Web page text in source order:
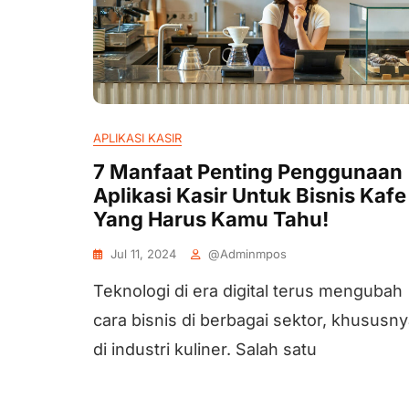
APLIKASI KASIR
7 Manfaat Penting Penggunaan
Aplikasi Kasir Untuk Bisnis Kafe
Yang Harus Kamu Tahu!
Jul 11, 2024 @adminmpos
Teknologi di era digital terus mengubah
cara bisnis di berbagai sektor,
di industri kuliner. Salah satu